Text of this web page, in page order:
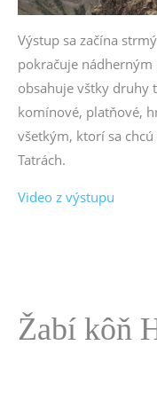
Výstup sa začína
pokračuje nádherným
obsahuje vštky druhy
komínové, platňové,
všetkým, ktorí sa
Tatrách.
Video z výstupu
Žabí kôň